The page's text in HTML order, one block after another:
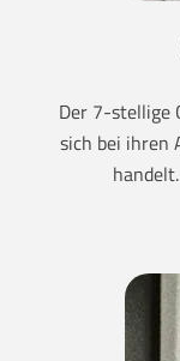
Der 7-stellige
sich bei ihren